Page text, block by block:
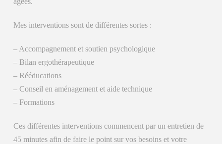
Mes interventions sont de différentes sortes :
– Accompagnement et soutien psychologique
– Bilan ergothérapeutique
– Rééducations
– Conseil en aménagement et aide technique
– Formations
Ces différentes interventions commencent par un entretien de
45 minutes afin de faire le point sur vos besoins et votre